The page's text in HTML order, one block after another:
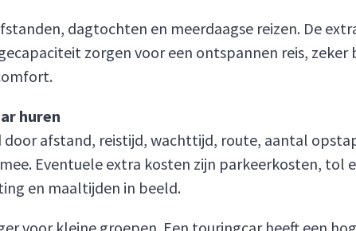
dagtochten en meerdaagse reizen. De
zorgen voor een ontspannen reis,
huren
afstand, reistijd, wachttijd, route, aantal
Eventuele extra kosten zijn parkeerkosten, tol
en maaltijden in beeld.